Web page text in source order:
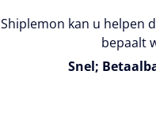
Shiplemon kan u helpen
bepaalt
Snel;